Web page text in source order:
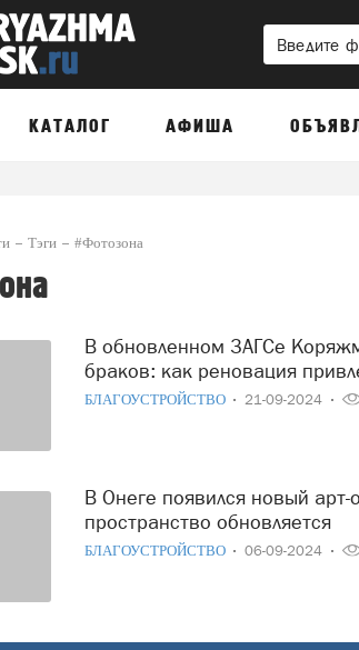
КАТАЛОГ АФИША
Тэги #Фотозона
В обновленном ЗАГСе Коряжмы уже зарегистрировали 40
браков: как реновация
БЛАГОУСТРОЙСТВО 21-09-2024
В Онеге появился новый арт-объект: городское
пространство обновляется
БЛАГОУСТРОЙСТВО 06-09-2024